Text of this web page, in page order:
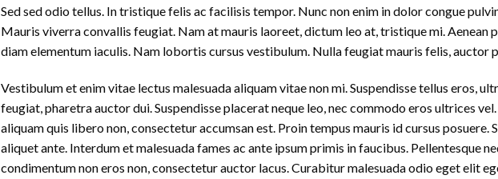
Sed sed odio tellus. In tristique felis ac facilisis tempor. Nunc non enim in dolor congue
Mauris viverra convallis feugiat. Nam at mauris laoreet, dictum leo at, tristique mi. Aenean
diam elementum iaculis. Nam lobortis cursus vestibulum. Nulla feugiat mauris felis, auctor
Vestibulum et enim vitae lectus malesuada aliquam vitae non mi. Suspendisse tellus eros,
feugiat, pharetra auctor dui. Suspendisse placerat neque leo, nec commodo eros ultrices
aliquam quis libero non, consectetur accumsan est. Proin tempus mauris id cursus posuere.
aliquet ante. Interdum et malesuada fames ac ante ipsum primis in faucibus. Pellentesque
condimentum non eros non, consectetur auctor lacus. Curabitur malesuada odio eget elit